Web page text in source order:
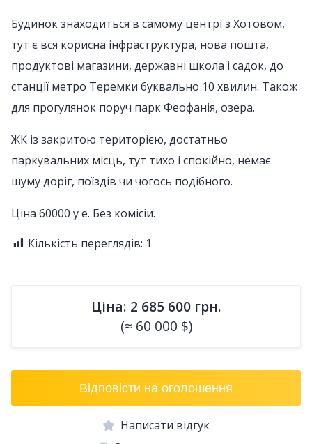
Будинок знаходиться в самому центрі з Хотовом,
тут є вся корисна інфраструктура, нова пошта,
продуктові магазини, державні школа і садок, до
станції метро Теремки буквально 10 хвилин. Також
для прогулянок поруч парк Феофанія, озера.
ЖК із закритою територією, достатньо
паркувальних місць, тут тихо і спокійно, немає
шуму доріг, поїздів чи чогось подібного.
Ціна 60000 у е. Без комісіи.
Кількість переглядів: 1
Ціна: 2 685 600 грн.
(≈ 60 000 $)
Відповісти на оголошення
Написати відгук